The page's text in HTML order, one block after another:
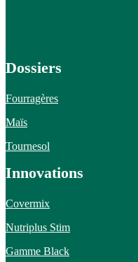
Dossiers
Fourragères
Maïs
Tournesol
Innovations
Covermix
Nutriplus Stim
Gamme Black